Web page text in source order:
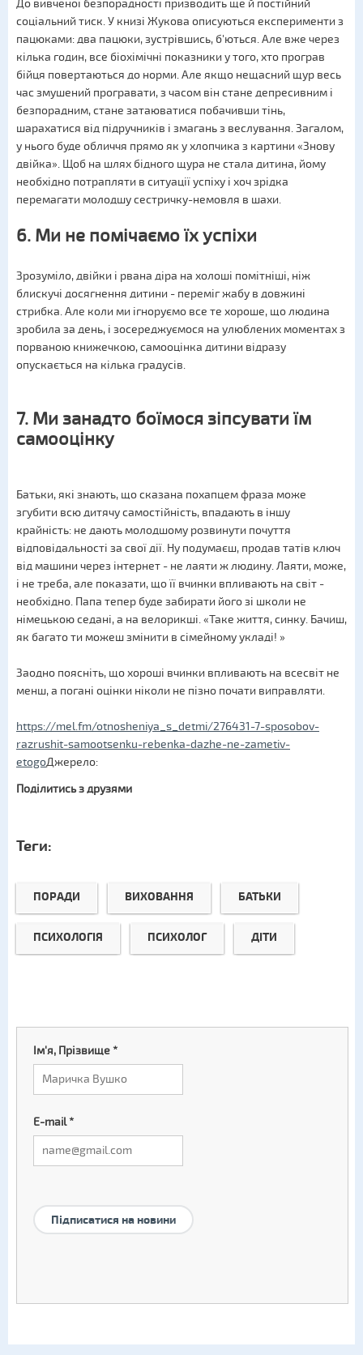
До вивченої безпорадності призводить ще й постійний
соціальний тиск. У книзі Жукова описуються експерименти з
пацюками: два пацюки, зустрівшись, б'ються. Але вже через
кілька годин, все біохімічні показники у того, хто програв
бійця повертаються до норми. Але якщо нещасний щур весь
час змушений програвати, з часом він стане депресивним і
безпорадним, стане затаюватися побачивши тінь,
шарахатися від підручників і змагань з веслування. Загалом,
у нього буде обличчя прямо як у хлопчика з картини «Знову
двійка». Щоб на шлях бідного щура не стала дитина, йому
необхідно потрапляти в ситуації успіху і хоч зрідка
перемагати молодшу сестричку-немовля в шахи.
6. Ми не помічаємо їх успіхи
Зрозуміло, двійки і рвана діра на холоші помітніші, ніж
блискучі досягнення дитини - переміг жабу в довжині
стрибка. Але коли ми ігноруємо все те хороше, що людина
зробила за день, і зосереджуємося на улюблених моментах з
порваною книжечкою, самооцінка дитини відразу
опускається на кілька градусів.
7. Ми занадто боїмося зіпсувати їм
самооцінку
Батьки, які знають, що сказана похапцем фраза може
згубити всю дитячу самостійність, впадають в іншу
крайність: не дають молодшому розвинути почуття
відповідальності за свої дії. Ну подумаєш, продав татів ключ
від машини через інтернет - не лаяти ж людину. Лаяти, може,
і не треба, але показати, що її вчинки впливають на світ -
необхідно. Папа тепер буде забирати його зі школи не
німецькою седані, а на велорикші. «Таке життя, синку. Бачиш,
як багато ти можеш змінити в сімейному укладі! »
Заодно поясніть, що хороші вчинки впливають на всесвіт не
менш, а погані оцінки ніколи не пізно почати виправляти.
https://mel.fm/otnosheniya_s_detmi/276431-7-sposobov-
razrushit-samootsenku-rebenka-dazhe-ne-zametiv-
etogoДжерело:
Поділитись з друзями
Теги:
ПОРАДИ ВИХОВАННЯ БАТЬКИ
ПСИХОЛОГІЯ ПСИХОЛОГ ДІТИ
Ім'я, Прізвище*
E-mail*
Підписатися на новини